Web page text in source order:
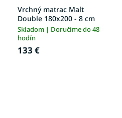
Vrchný matrac Malt
Double 180x200 - 8 cm
Skladom | Doručíme do 48
hodín
133 €